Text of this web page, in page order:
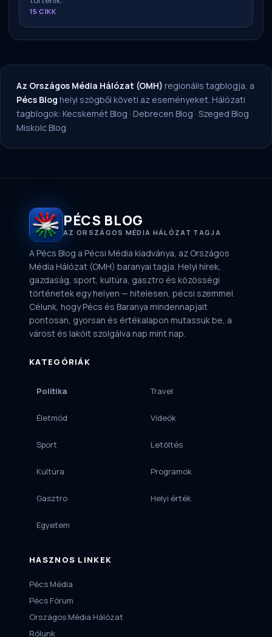
15 CIKK
Az Országos Média Hálózat (OMH) regionális tagblogja, a
Pécs Blog helyi szögből követi az eseményeket. Hálózati
tagblogok: Kecskemét Blog · Debrecen Blog · Szeged Blog ·
Miskolc Blog.
PÉCS BLOG
AZ ORSZÁGOS MÉDIA HÁLÓZAT TAGJA
A Pécs Blog a Pécsi Média kiadványa, az Országos
Média Hálózat (OMH) baranyai tagja. Helyi hírek,
gazdaság, sport, kultúra, gasztro és közösségi
történetek egy helyen — hitelesen, pécsi szemmel.
Célunk, hogy Pécs és Baranya mindennapjait
pontosan, gyorsan és értékalapon mutassuk be, a
várost és lakóit szolgálva nap mint nap.
KATEGÓRIÁK
Politika
Életmód
Sport
Kultúra
Gasztro
Egyetem
Travel
Videók
Letöltés
Programok
Helyi érték
HASZNOS LINKEK
Pécs Média
Pécs Fórum
Országos Média Hálózat
Rólunk